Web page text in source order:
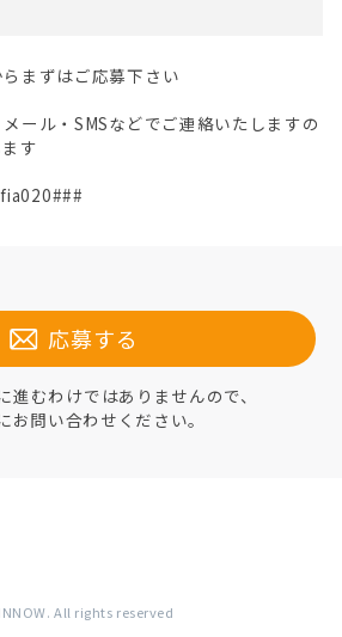
らまずはご応募下さい
メール・SMSなどでご連絡いたしますの
す
応募する
むわけではありませんので、
お問い合わせください。
All rights reserved